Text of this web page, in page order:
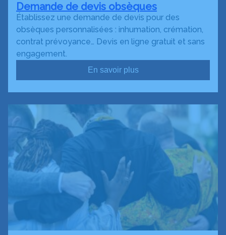
Demande de devis obsèques
Établissez une demande de devis pour des
obsèques personnalisées : inhumation, crémation,
contrat prévoyance… Devis en ligne gratuit et sans
engagement.
En savoir plus